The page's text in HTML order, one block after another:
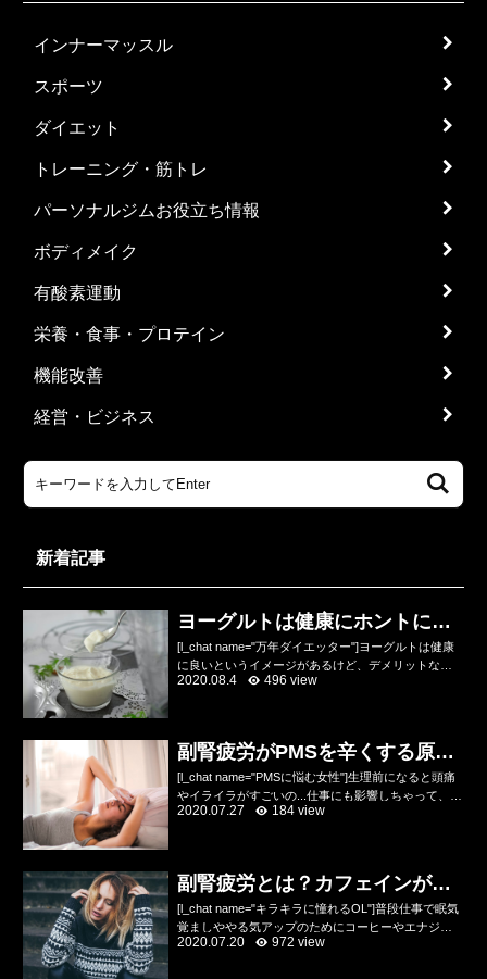
インナーマッスル
スポーツ
ダイエット
トレーニング・筋トレ
パーソナルジムお役立ち情報
ボディメイク
有酸素運動
栄養・食事・プロテイン
機能改善
経営・ビジネス
新着記事
ヨーグルトは健康にホントにい
いのかデメリットを解説
[l_chat name="万年ダイエッター"]ヨーグルトは健康
に良いというイメージがあるけど、デメリットなん
てあるの？乳酸菌やビフィズス菌が入っていて便秘
2020.08.4 496 view
副腎疲労がPMSを辛くする原因
をトレーナーが解説
[l_chat name="PMSに悩む女性"]生理前になると頭痛
やイライラがすごいの...仕事にも影響しちゃって、ひ
どい時は会社を休んじゃうの...どうにか改善したいん
2020.07.27 184 view
副腎疲労とは？カフェインが悪
化させる原因！？
[l_chat name="キラキラに憧れるOL"]普段仕事で眠気
覚ましややる気アップのためにコーヒーやエナジー
ドリンクを飲んでるけど、デメリットもために耳に
2020.07.20 972 view